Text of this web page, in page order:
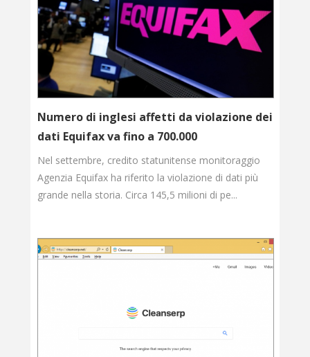
Numero di inglesi affetti da violazione dei
dati Equifax va fino a 700.000
Nel settembre, credito statunitense monitoraggio
Agenzia Equifax ha riferito la violazione di dati più
grande nella storia. Circa 145,5 milioni di pe...